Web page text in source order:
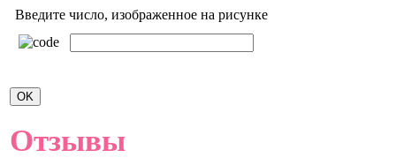
Введите число, изображенное на рисунке
Отзывы